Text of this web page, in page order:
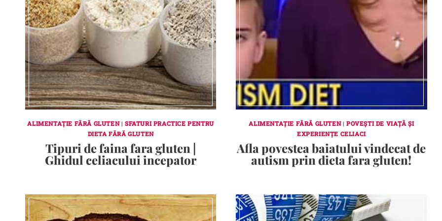
ALIMENTAȚIE FĂRĂ GLUTEN|SFATURI PRACTICE PENTRU
DIETA FĂRĂ GLUTEN
Tipuri de faina fara gluten |
Ghidul celiacului incepator
ALIMENTAȚIE FĂRĂ GLUTEN|POVEȘTI DE VIAȚĂ ȘI
EXPERIENȚE CELIACI
Afla povestea baiatului vindecat de
autism prin dieta fara gluten!